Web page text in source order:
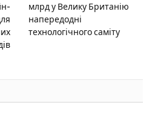
млрд у Велику Британію
напередодні
технологічного саміту